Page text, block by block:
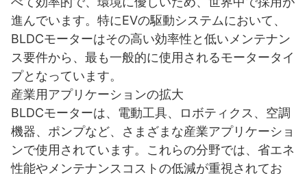
進んでいます。特にEVの駆動システムにおいて、
BLDCモーターはその高い効率性と低いメンテナン
ス要件から、最も一般的に使用されるモータータイ
プとなっています。
産業用アプリケーションの拡大
BLDCモーターは、電動工具、ロボティクス、空調
機器、ポンプなど、さまざまな産業アプリケーショ
ンで使用されています。これらの分野では、省エネ
性能やメンテナンスコストの低減が重視されてお